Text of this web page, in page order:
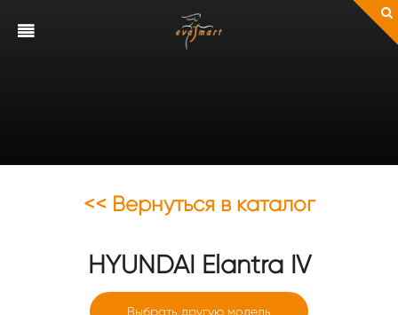
<< Вернуться в каталог
HYUNDAI Elantra IV
Выбрать другую модель